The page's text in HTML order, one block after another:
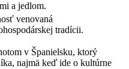
a jedlom.
venovaná
⁣tradícii.
v Španielsku, ktorý
najmä keď ide o kultúrne